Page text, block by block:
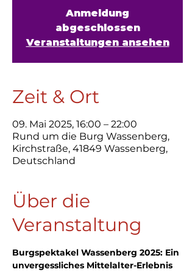
Anmeldung
abgeschlossen
Veranstaltungen ansehen
Zeit & Ort
09. Mai 2025, 16:00 – 22:00
Rund um die Burg Wassenberg,
Kirchstraße, 41849 Wassenberg,
Deutschland
Über die
Veranstaltung
Burgspektakel Wassenberg 2025: Ein
unvergessliches Mittelalter-Erlebnis